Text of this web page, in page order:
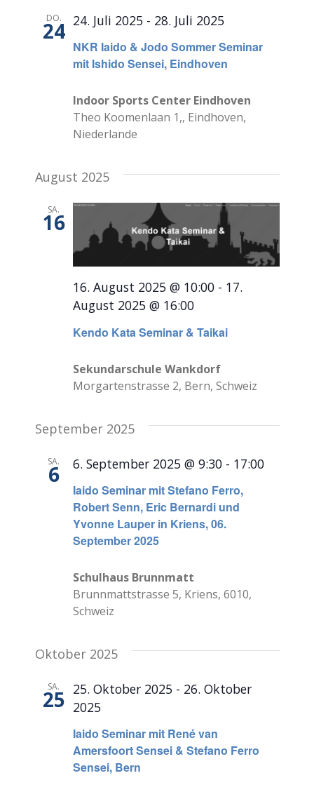
DO.
24
NKR Iaido & Jodo Sommer Seminar
mit Ishido Sensei, Eindhoven
24. Juli 2025- 28. Juli 2025
Indoor Sports Center Eindhoven
Theo Koomenlaan 1,, Eindhoven,
Niederlande
August 2025
SA.
16
Kendo Kata Seminar & Taikai
16. August 2025 @ 10:00- 17.
August 2025 @ 16:00
Sekundarschule Wankdorf
Morgartenstrasse 2, Bern, Schweiz
September 2025
SA.
6
Iaido Seminar mit Stefano Ferro,
Robert Senn, Eric Bernardi und
Yvonne Lauper in Kriens, 06.
September 2025
6. September 2025 @ 9:30- 17:00
Schulhaus Brunnmatt
Brunnmattstrasse 5, Kriens, 6010,
Schweiz
Oktober 2025
SA.
25
Iaido Seminar mit René van
Amersfoort Sensei & Stefano Ferro
Sensei, Bern
25. Oktober 2025- 26. Oktober
2025